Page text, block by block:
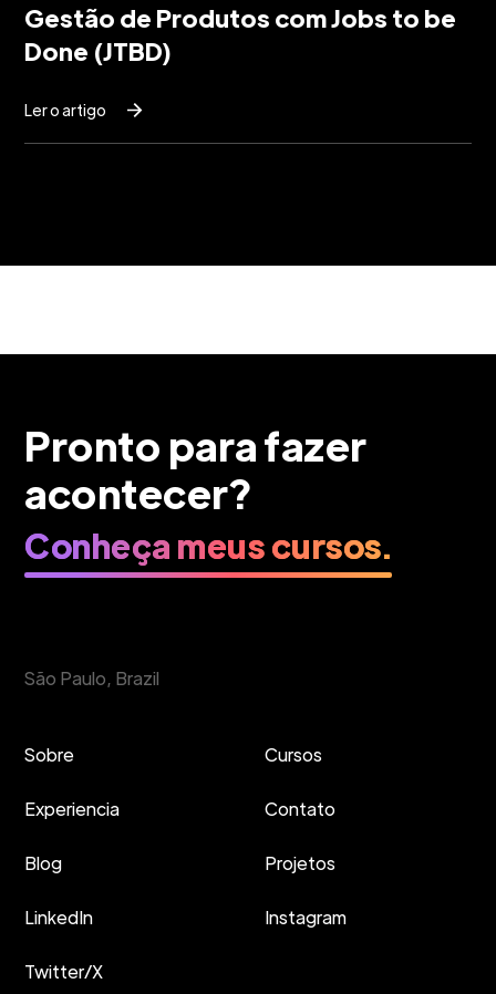
Gestão de Produtos com Jobs to be
Done (JTBD)
Ler o artigo
Pronto para fazer
acontecer?
Conheça meus cursos.
São Paulo, Brazil
Sobre Cursos
Experiencia Contato
Blog Projetos
LinkedIn Instagram
Twitter/X